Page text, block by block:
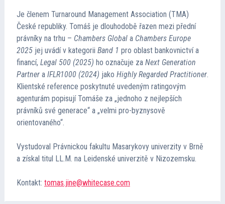
Je členem Turnaround Management Association (TMA)
České republiky. Tomáš je dlouhodobě řazen mezi přední
právníky na trhu – Chambers Globala Chambers Europe
2025jej uvádí v kategorii Band 1 pro oblast bankovnictví a
financí, Legal 500 (2025) ho označuje za Next Generation
Partnera IFLR1000 (2024) jako Highly Regarded Practitioner.
Klientské reference poskytnuté uvedeným ratingovým
agenturám popisují Tomáše za „jednoho z nejlepších
právníků své generace“ a „velmi pro-byznysově
orientovaného“.
Vystudoval Právnickou fakultu Masarykovy univerzity v Brně
a získal titul LL.M. na Leidenské univerzitě v Nizozemsku.
Kontakt: tomas.jine@whitecase.com